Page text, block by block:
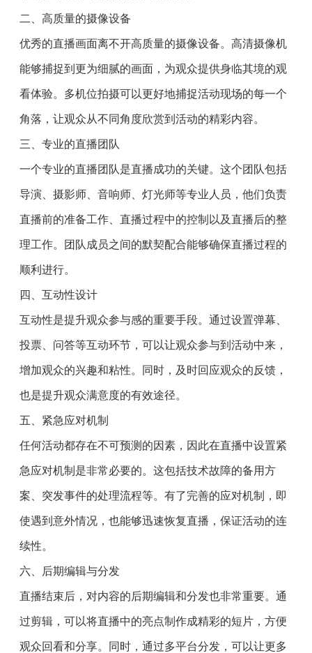
二、高质量的摄像设备
优秀的直播画面离不开高质量的摄像设备。高清摄像机
能够捕捉到更为细腻的画面，为观众提供身临其境的观
看体验。多机位拍摄可以更好地捕捉活动现场的每一个
角落，让观众从不同角度欣赏到活动的精彩内容。
三、专业的直播团队
一个专业的直播团队是直播成功的关键。这个团队包括
导演、摄影师、音响师、灯光师等专业人员，他们负责
直播前的准备工作、直播过程中的控制以及直播后的整
理工作。团队成员之间的默契配合能够确保直播过程的
顺利进行。
四、互动性设计
互动性是提升观众参与感的重要手段。通过设置弹幕、
投票、问答等互动环节，可以让观众参与到活动中来，
增加观众的兴趣和粘性。同时，及时回应观众的反馈，
也是提升观众满意度的有效途径。
五、紧急应对机制
任何活动都存在不可预测的因素，因此在直播中设置紧
急应对机制是非常必要的。这包括技术故障的备用方
案、突发事件的处理流程等。有了完善的应对机制，即
使遇到意外情况，也能够迅速恢复直播，保证活动的连
续性。
六、后期编辑与分发
直播结束后，对内容的后期编辑和分发也非常重要。通
过剪辑，可以将直播中的亮点制作成精彩的短片，方便
观众回看和分享。同时，通过多平台分发，可以让更多